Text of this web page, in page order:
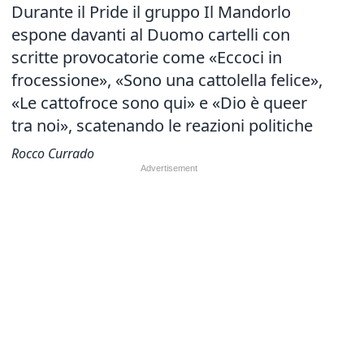
Durante il Pride il gruppo Il Mandorlo
espone davanti al Duomo cartelli con
scritte provocatorie come «Eccoci in
frocessione», «Sono una cattolella felice»,
«Le cattofroce sono qui» e «Dio è queer
tra noi», scatenando le reazioni politiche
Rocco Currado